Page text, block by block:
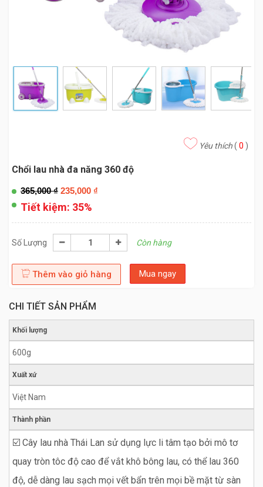
Yêu thích( 0 )
Chổi lau nhà đa năng 360 độ
365,000₫ 235,000 ₫
Tiết kiệm: 35%
Số Lượng Còn hàng
Thêm vào giỏ hàng Mua ngay
CHI TIẾT SẢN PHẨM
Khối lượng
600g
Xuất xứ
Việt Nam
Thành phần
☑️ Cây lau nhà Thái Lan sử dụng lực li tâm tạo bởi mô tơ
quay tròn tôc độ cao để vắt khô bông lau, có thể lau 360
độ, dễ dàng lau sạch mọi vết bẩn trên mọi bề mặt từ sàn